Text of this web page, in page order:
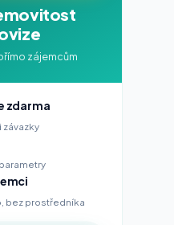
zájemcům
zdarma
závazky
bez prostředníka